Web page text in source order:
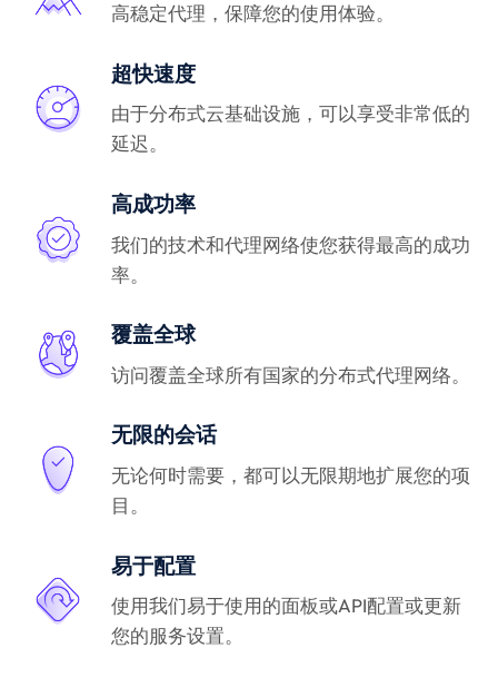
高稳定代理，保障您的使用体验。
超快速度
由于分布式云基础设施，可以享受非常低的
延迟。
高成功率
我们的技术和代理网络使您获得最高的成功
率。
覆盖全球
访问覆盖全球所有国家的分布式代理网络。
无限的会话
无论何时需要，都可以无限期地扩展您的项
目。
易于配置
使用我们易于使用的面板或API配置或更新
您的服务设置。